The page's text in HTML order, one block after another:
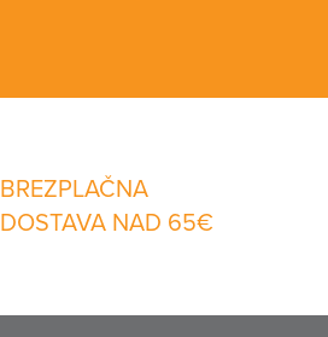
BREZPLAČNA
DOSTAVA NAD 65€